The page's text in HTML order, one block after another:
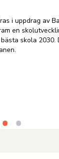
i uppdrag av
en
skola 2030.